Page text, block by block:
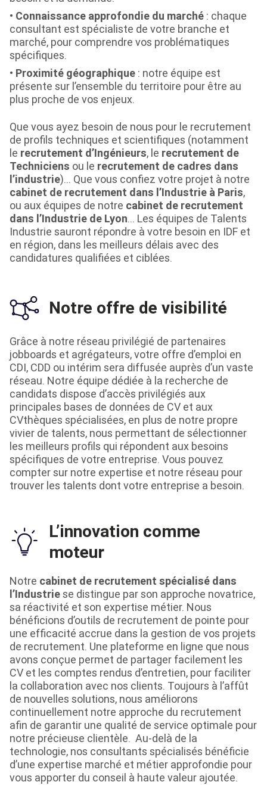
Connaissance approfondie du marché : chaque
consultant est spécialiste de votre branche et
marché, pour comprendre vos problématiques
spécifiques.
Proximité géographique : notre équipe est
présente sur l’ensemble du territoire pour être au
plus proche de vos enjeux.
Que vous ayez besoin de nous pour le recrutement
de profils techniques et scientifiques (notamment
le recrutement d’Ingénieurs, le recrutement de
Techniciens ou le recrutement de cadres dans
l’industrie)… Que vous confiez votre projet à notre
cabinet de recrutement dans l’Industrie à Paris,
ou aux équipes de notre cabinet de recrutement
dans l’Industrie de Lyon… Les équipes de Talents
Industrie sauront répondre à votre besoin en IDF et
en région, dans les meilleurs délais avec des
candidatures qualifiées et ciblées.
Notre offre de visibilité
Grâce à notre réseau privilégié de partenaires
jobboards et agrégateurs, votre offre d’emploi en
CDI, CDD ou intérim sera diffusée auprès d’un vaste
réseau. Notre équipe dédiée à la recherche de
candidats dispose d’accès privilégiés aux
principales bases de données de CV et aux
CVthèques spécialisées, en plus de notre propre
vivier de talents, nous permettant de sélectionner
les meilleurs profils qui répondent aux besoins
spécifiques de votre entreprise. Vous pouvez
compter sur notre expertise et notre réseau pour
trouver les talents dont votre entreprise a besoin.
L’innovation comme
moteur
Notre cabinet de recrutement spécialisé dans
l’Industriese distingue par son approche novatrice,
sa réactivité et son expertise métier. Nous
bénéficions d’outils de recrutement de pointe pour
une efficacité accrue dans la gestion de vos projets
de recrutement. Une plateforme en ligne que nous
avons conçue permet de partager facilement les
CV et les comptes rendus d’entretien, pour faciliter
la collaboration avec nos clients. Toujours à l’affût
de nouvelles solutions, nous améliorons
continuellement notre approche du recrutement
afin de garantir une qualité de service optimale pour
notre précieuse clientèle. Au-delà de la
technologie, nos consultants spécialisés bénéficie
d’une expertise marché et métier approfondie pour
vous apporter du conseil à haute valeur ajoutée.